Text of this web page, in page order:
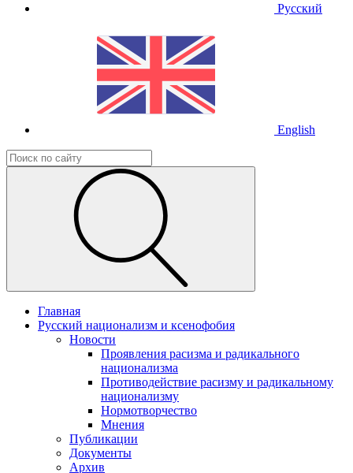
Русский
English
Главная
Русский национализм и ксенофобия
Новости
Проявления расизма и радикального
национализма
Противодействие расизму и радикальному
национализму
Нормотворчество
Мнения
Публикации
Документы
Архив